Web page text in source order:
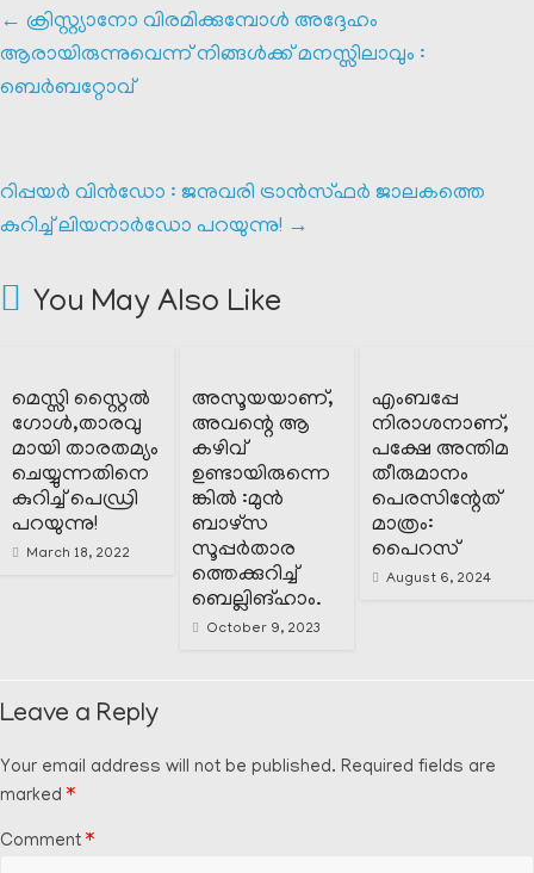
← ക്രിസ്റ്റ്യാനോ വിരമിക്കുമ്പോൾ അദ്ദേഹം
ആരായിരുന്നുവെന്ന് നിങ്ങൾക്ക് മനസ്സിലാവും :
ബെർബറ്റോവ്
റിപ്പയർ വിൻഡോ : ജനുവരി ട്രാൻസ്ഫർ ജാലകത്തെ
കുറിച്ച് ലിയനാർഡോ പറയുന്നു! →
You May Also Like
മെസ്സി സ്റ്റൈൽ
ഗോൾ,താരവു
മായി താരതമ്യം
ചെയ്യുന്നതിനെ
കുറിച്ച് പെഡ്രി
പറയുന്നു!
March 18, 2022
അസൂയയാണ്,
അവന്റെ ആ
കഴിവ്
ഉണ്ടായിരുന്നെ
ങ്കിൽ :മുൻ
ബാഴ്സ
സൂപ്പർതാര
ത്തെക്കുറിച്ച്
ബെല്ലിങ്ഹാം.
October 9, 2023
എംബപ്പേ
നിരാശനാണ്,
പക്ഷേ അന്തിമ
തീരുമാനം
പെരസിന്റേത്
മാത്രം:
പൈറസ്
August 6, 2024
Leave a Reply
Your email address will not be published. Required fields are
marked *
Comment *